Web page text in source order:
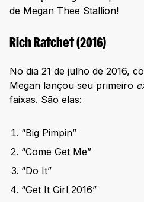
de Megan Thee Stallion!
Rich Ratchet (2016)
No dia 21 de julho de 2016,
Megan lançou seu primeiro
faixas. São elas:
“Big Pimpin”
“Come Get Me”
“Do It”
“Get It Girl 2016”